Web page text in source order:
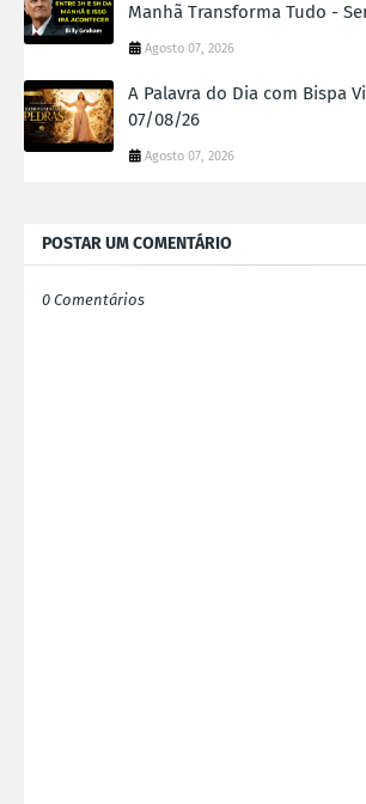
Manhã Transforma Tudo -
Agosto 07, 2026
A Palavra do Dia com Bispa
07/08/26
Agosto 07, 2026
POSTAR UM COMENTÁRIO
0 Comentários